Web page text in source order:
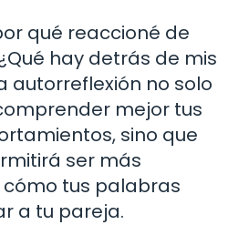
qué reaccioné de
hay detrás de mis
autorreflexión no solo
mejor tus
sino que
ser más
tus palabras
a tu pareja.